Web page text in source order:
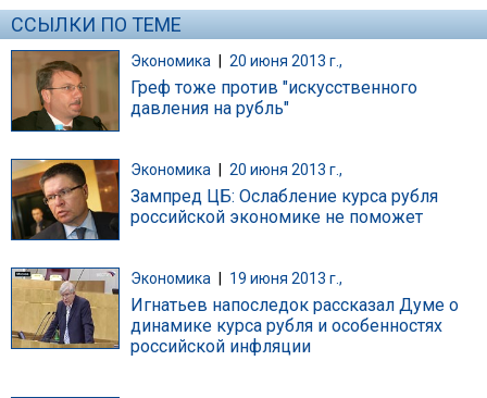
ССЫЛКИ ПО ТЕМЕ
Экономика | 20 июня 2013 г.,
Греф тоже против "искусственного
давления на рубль"
Экономика 20 июня 2013 г.,
Зампред ЦБ: Ослабление курса рубля
российской экономике не поможет
Экономика 19 июня 2013 г.,
Игнатьев напоследок рассказал Думе о
динамике курса рубля и особенностях
российской инфляции